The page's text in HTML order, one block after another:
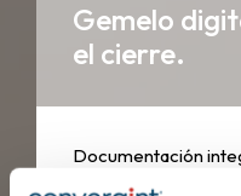
Gemelo
el cierre.
Documentación
entregas digitales